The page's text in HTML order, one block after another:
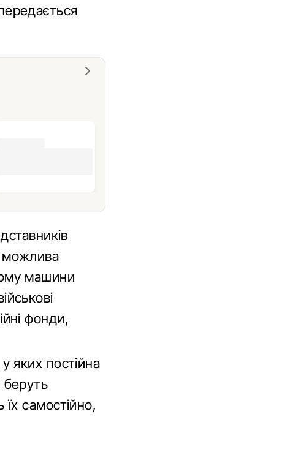
можлива
машини
фонди,
яких постійна
беруть
самостійно,